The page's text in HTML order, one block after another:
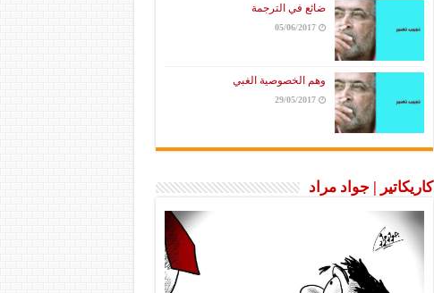
ضائع في الترجمة
05/06/2017
وهم الخصوصية الغبي
29/05/2017
كاريكاتير | جواد مراد